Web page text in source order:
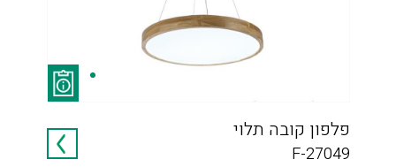
פלפון קובה תלוי
F-27049